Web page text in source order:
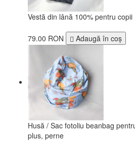
Vestă din lână 100% pentru copii
79.00 RON Adaugă în coş
Husă / Sac fotoliu beanbag
plus, perne